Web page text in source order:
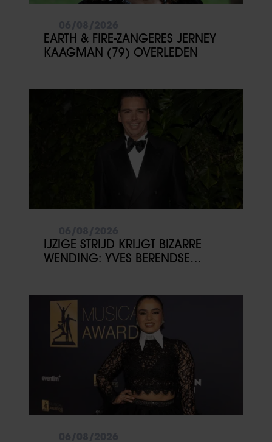
EARTH & FIRE-ZANGERES JERNEY
KAAGMAN (79) OVERLEDEN
IJZIGE STRIJD KRIJGT BIZARRE
WENDING: YVES BERENDSE